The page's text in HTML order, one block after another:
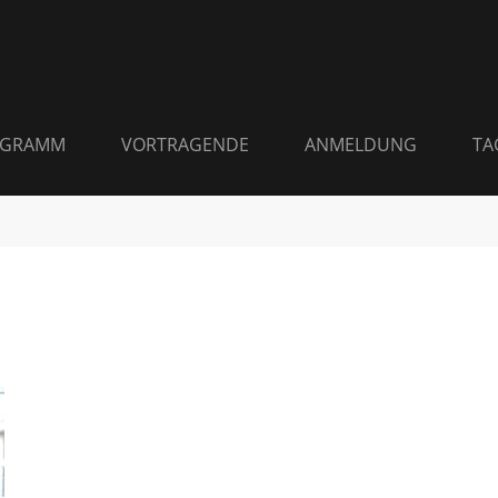
VORTRAGENDE ANMELDUNG